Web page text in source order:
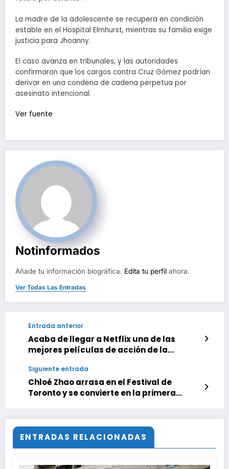
La madre de la adolescente se recupera en condición
estable en el Hospital Elmhurst, mientras su familia exige
justicia para Jhoanny.
El caso avanza en tribunales, y las autoridades
confirmaron que los cargos contra Cruz Gómez podrían
derivar en una condena de cadena perpetua por
asesinato intencional.
Ver fuente
Notinformados
Añade tu información biográfica. Edita tu perfil ahora.
Ver Todas Las Entradas
Entrada anterior
Acaba de llegar a Netflix una de las
mejores películas de acción de la
premiado en los Óscar
Siguiente entrada
Chloé Zhao arrasa en el Festival de
Toronto y se convierte en la primera
ENTRADAS RELACIONADAS